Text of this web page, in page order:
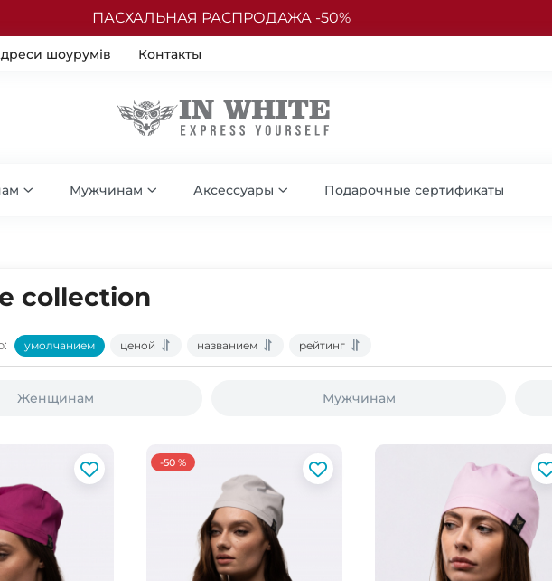
ПАСХАЛЬНАЯ РАСПРОДАЖА -50%
шоурумів Контакты
Мужчинам Аксессуары Подарочные сертификаты
collection
умолчанием ценой названием рейтинг
Женщинам Мужчинам
-50 %